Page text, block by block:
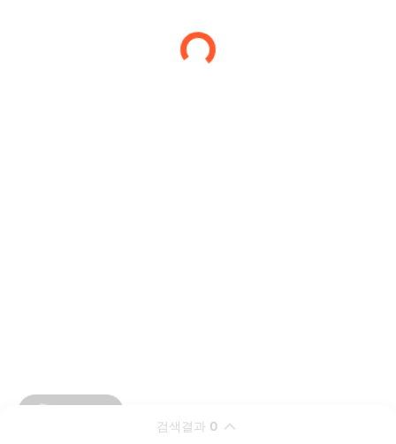
검색결과 0